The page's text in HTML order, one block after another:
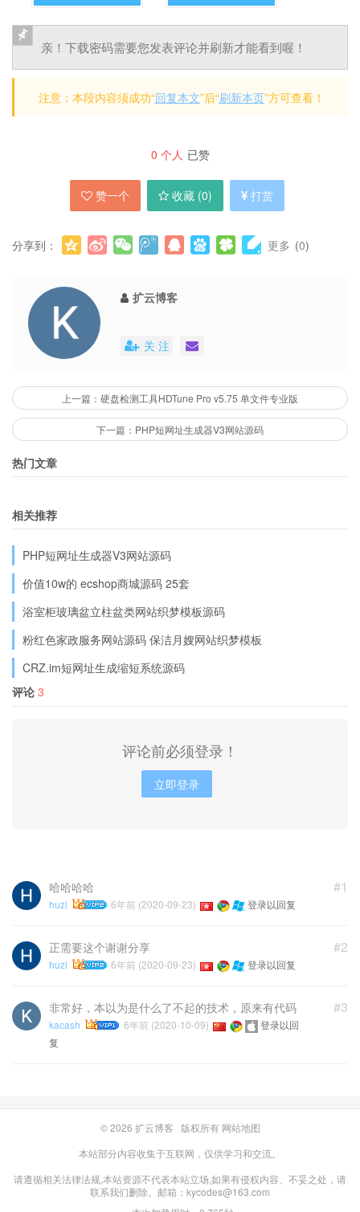
亲！下载密码需要您发表评论并刷新才能看到喔！
注意：本段内容须成功“回复本文”后“刷新本页”方可查看！
0 个人 已赞
赞一个 收藏 (0) 打赏
分享到： 更多 (0)
扩云博客
关 注
上一篇：硬盘检测工具HDTune Pro v5.75 单文件专业版
下一篇：PHP短网址生成器V3网站源码
热门文章
相关推荐
PHP短网址生成器V3网站源码
价值10w的 ecshop商城源码 25套
浴室柜玻璃盆立柱盆类网站织梦模板源码
粉红色家政服务网站源码 保洁月嫂网站织梦模板
CRZ.im短网址生成缩短系统源码
评论 3
评论前必须登录！
立即登录
#1
哈哈哈哈
huzi 6年前 (2020-09-23) 登录以回复
#2
正需要这个谢谢分享
huzi 6年前 (2020-09-23) 登录以回复
#3
非常好，本以为是什么了不起的技术，原来有代码
kacash 6年前 (2020-10-09)
登录以回
复
© 2026 扩云博客 版权所有 网站地图
本站部分内容收集于互联网，仅供学习和交流。
请遵循相关法律法规,本站资源不代表本站立场,如果有侵权内容、不妥之处，请
联系我们删除。邮箱：kycodes@163.com